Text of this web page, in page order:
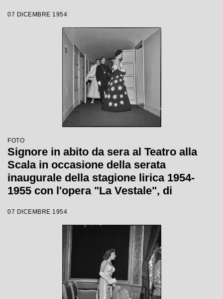
Votto, con la regia di Luchino Visconti
07 DICEMBRE 1954
FOTO
Signore in abito da sera al Teatro alla
Scala in occasione della serata
inaugurale della stagione lirica 1954-
1955 con l'opera "La Vestale", di
Votto, con la regia di Luchino Visconti
07 DICEMBRE 1954